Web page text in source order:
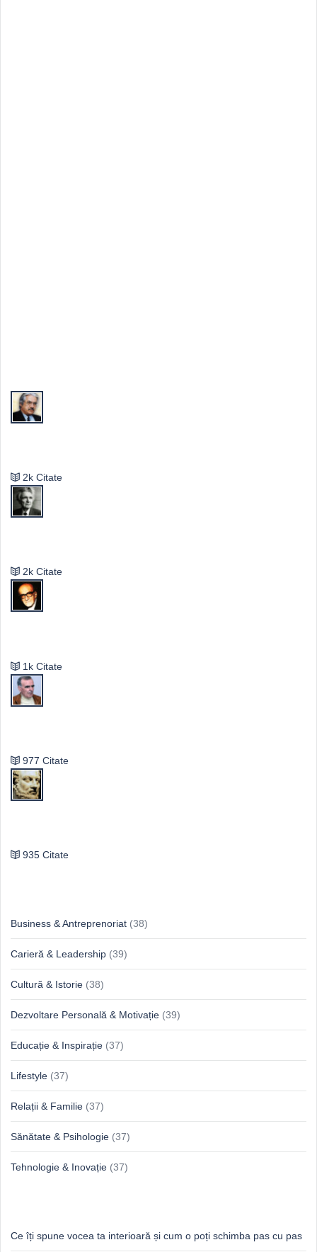
2k Citate
2k Citate
1k Citate
977 Citate
935 Citate
Business & Antreprenoriat (38)
Carieră & Leadership (39)
Cultură & Istorie (38)
Dezvoltare Personală & Motivație (39)
Educație & Inspirație (37)
Lifestyle (37)
Relații & Familie (37)
Sănătate & Psihologie (37)
Tehnologie & Inovație (37)
Ce îți spune vocea ta interioară și cum o poți schimba pas cu pas